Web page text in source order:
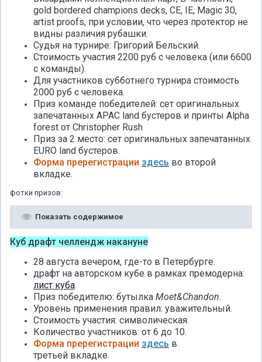
gold bordered champions decks, CE, IE, Magic 30,
artist proofs, при условии, что через протектор не
видны различия рубашки.
Судья на турнире: Григорий Бельский.
Стоимость участия 2200 руб с человека (или 6600
с команды).
Для участников субботнего турнира стоимость
2000 руб с человека.
Приз команде победителей: сет оригинальных
запечатанных APAC land бустеров и принты Alpha
forest от Christopher Rush
Приз за 2 место: сет оригинальных запечатанных
EURO land бустеров.
Форма пререгистрации здесь во второй
вкладке.
фотки призов:
Показать содержимое
Куб драфт челлендж накануне
28 августа вечером, где-то в Петербурге.
драфт на авторском кубе в рамках премодерна:
лист куба.
Приз победителю: бутылка Moet&Chandon.
Уровень применения правил: уважительный.
Стоимость участия: символическая.
Количество участников: от 6 до 10.
Форма пререгистрации здесь в
третьей вкладке.